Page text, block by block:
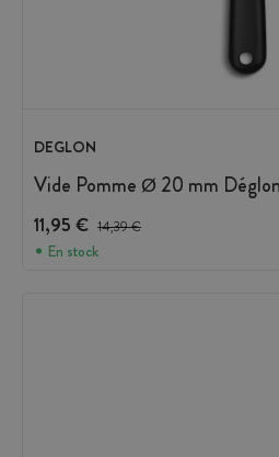
DEGLON
Vide Pomme Ø 20 mm Déglon
11,95 € Prix avant réduction :
14,39 €
En stock